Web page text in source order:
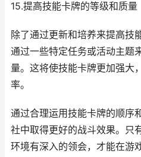
15.提高技能卡牌的等级和质量
除了通过更新和培养来提高技
通过一些特定任务或活动主题
量。这将使技能卡牌更加强大
率。
通过合理运用技能卡牌的顺序
社中取得更好的战斗效果。只
环境有深入的领会，才能在游